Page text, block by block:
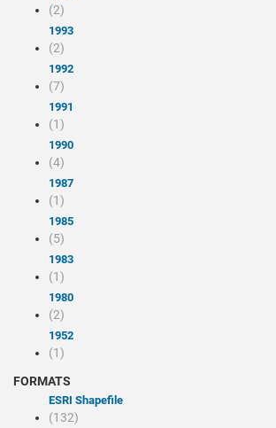
(2)
1993
(2)
1992
(7)
1991
(1)
1990
(4)
1987
(1)
1985
(5)
1983
(1)
1980
(2)
1952
(1)
FORMATS
ESRI Shapefile
(132)